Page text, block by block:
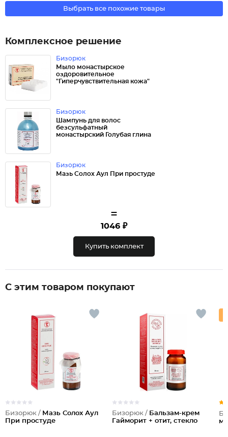
Выбрать все похожие товары
Комплексное решение
Бизорюк
Мыло монастырское
оздоровительное
"Гиперчувствительная кожа"
Бизорюк
Шампунь для волос
безсульфатный
монастырский Голубая глина
Бизорюк
Мазь Солох Аул При простуде
=
1046 ₽
Купить комплект
С этим товаром покупают
Бизорюк / Мазь Солох Аул
При простуде
Бизорюк / Бальзам-крем
Гайморит + отит, стекло